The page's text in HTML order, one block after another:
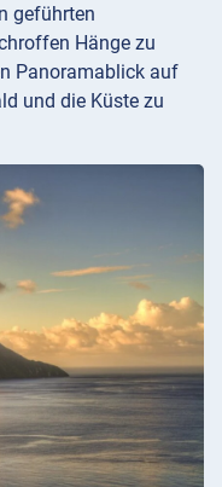
geführten
Hänge zu
Panoramablick auf
und die Küste zu